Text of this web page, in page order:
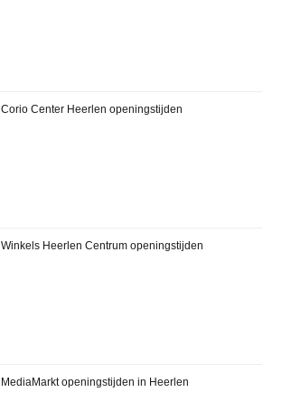
Corio Center Heerlen openingstijden
Winkels Heerlen Centrum openingstijden
MediaMarkt openingstijden in Heerlen